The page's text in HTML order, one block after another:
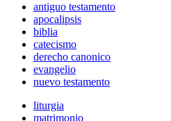
antiguo testamento
apocalipsis
biblia
catecismo
derecho canonico
evangelio
nuevo testamento
liturgia
matrimonio